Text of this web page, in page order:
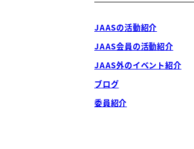
JAASの活動紹介
JAAS会員の活動紹介
JAAS外のイベント紹介
ブログ
委員紹介